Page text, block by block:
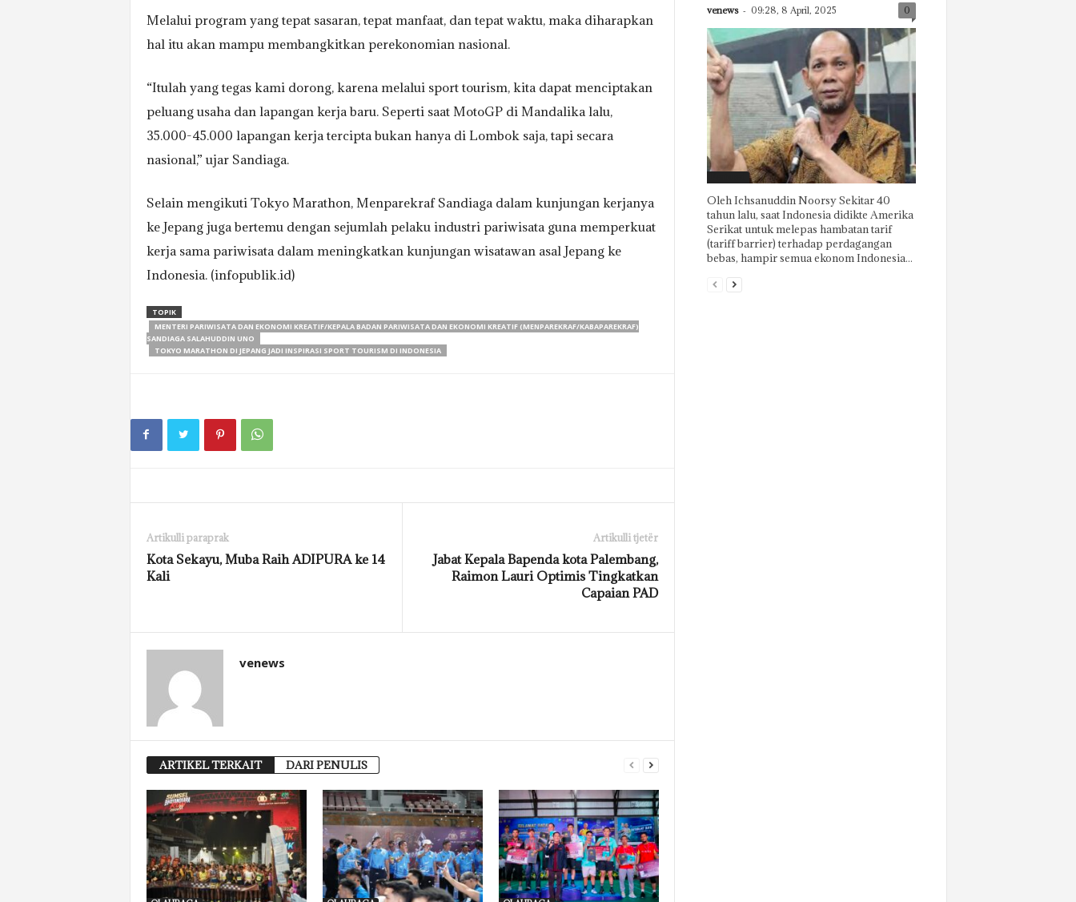
Melalui program yang tepat sasaran, tepat manfaat, dan tepat waktu, maka diharapkan
hal itu akan mampu membangkitkan perekonomian nasional.
“Itulah yang tegas kami dorong, karena melalui sport tourism, kita dapat menciptakan
peluang usaha dan lapangan kerja baru. Seperti saat MotoGP di Mandalika lalu,
35.000-45.000 lapangan kerja tercipta bukan hanya di Lombok saja, tapi secara
nasional,” ujar Sandiaga.
Selain mengikuti Tokyo Marathon, Menparekraf Sandiaga dalam kunjungan kerjanya
ke Jepang juga bertemu dengan sejumlah pelaku industri pariwisata guna memperkuat
kerja sama pariwisata dalam meningkatkan kunjungan wisatawan asal Jepang ke
Indonesia. (infopublik.id)
TOPIK
MENTERI PARIWISATA DAN EKONOMI KREATIF/KEPALA BADAN PARIWISATA DAN EKONOMI KREATIF (MENPAREKRAF/KABAPAREKRAF)
SANDIAGA SALAHUDDIN UNO
TOKYO MARATHON DI JEPANG JADI INSPIRASI SPORT TOURISM DI INDONESIA
Artikulli paraprak
Kota Sekayu, Muba Raih ADIPURA ke 14
Kali
Artikulli tjetër
Jabat Kepala Bapenda kota Palembang,
Raimon Lauri Optimis Tingkatkan
Capaian PAD
venews
ARTIKEL TERKAIT DARI PENULIS
venews - 09:28, 8 April, 2025 0
Oleh Ichsanuddin Noorsy Sekitar 40
tahun lalu, saat Indonesia didikte Amerika
Serikat untuk melepas hambatan tarif
(tariff barrier) terhadap perdagangan
bebas, hampir semua ekonom Indonesia...